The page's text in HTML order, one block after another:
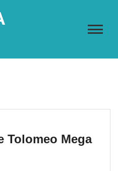
Tolomeo Mega